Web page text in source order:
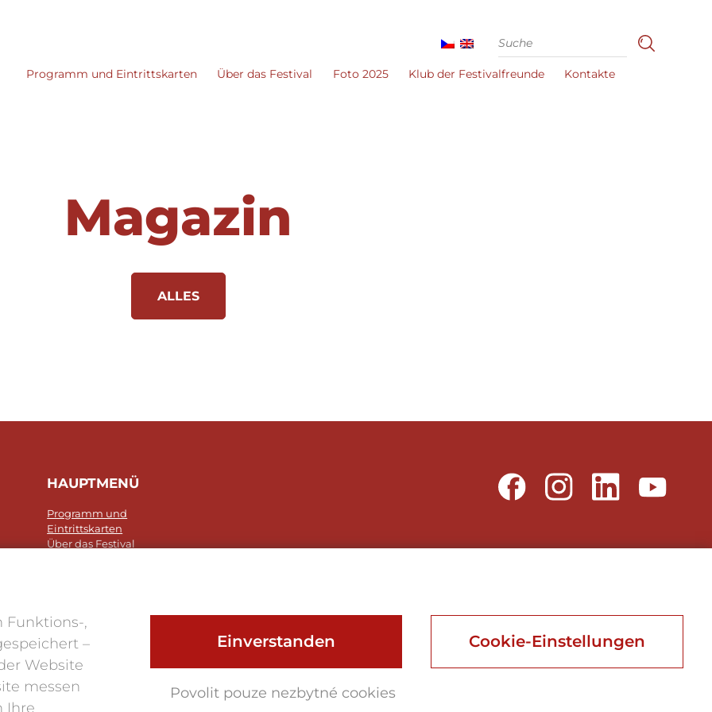
Programm und Eintrittskarten Über das Festival Foto 2025 Klub der Festivalfreunde Kontakte
Magazin
ALLES
HAUPTMENÜ
Programm und
Eintrittskarten
Über das Festival
Funktions-,
–
Website
messen
Ihre
Einverstanden Cookie-Einstellungen
Povolit pouze nezbytné cookies